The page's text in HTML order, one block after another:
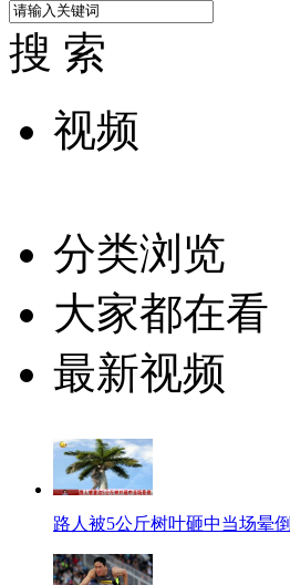
搜 索
视频
分类浏览
大家都在看
最新视频
路人被5公斤树叶砸中当场晕倒